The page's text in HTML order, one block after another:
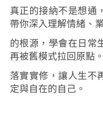
真正的接納不是想通
帶你深入理解情緒、
的根源， 學會在日常
再被舊模式拉回原點
落實實修，讓人生不
定與自在的自己。